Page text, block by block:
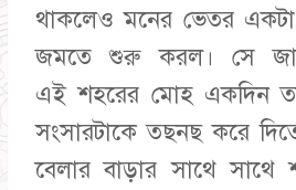
থাকলেও মনের ভেতর
জমতে শুরু করল। সে
এই শহরের মোহ একদিন
সংসারটাকে তছনছ করে
​বেলার বাড়ার সাথে সাথে